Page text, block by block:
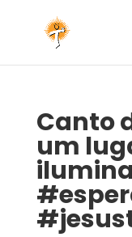
Canto
um